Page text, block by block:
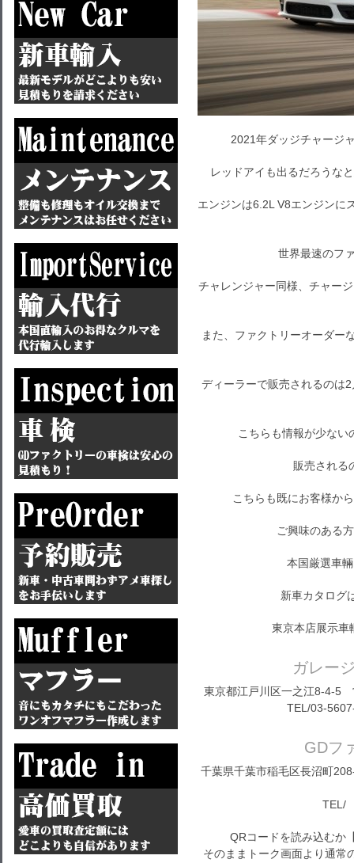
2021年ダッジチャージ
レッドアイも出るだろうな
エンジンは6.2L V8エンジンに
世界最速のフ
チャレンジャー同様、チャー
また、ファクトリーオーダー
ディーラーで販売されるのは
こちらも情報が少ない
販売される
こちらも既にお客様か
ご興味のある
本国厳選車
新車カタログ
東京本店展示
ガレー
東京都江戸川区一之江8-4-5
TEL/03-
GDフ
千葉県千葉市稲毛区長沼町
TEL/
QRコードを読み込むか
そのままトーク画面より通常